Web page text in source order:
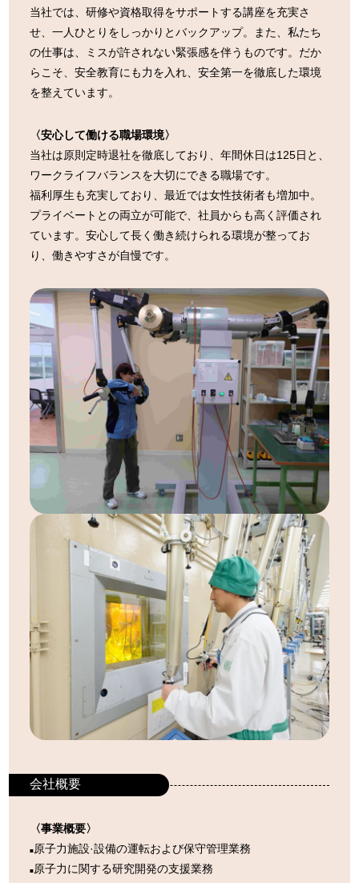
当社では、研修や資格取得をサポートする講座を充実さ
せ、一人ひとりをしっかりとバックアップ。また、私たち
の仕事は、ミスが許されない緊張感を伴うものです。だか
らこそ、安全教育にも力を入れ、安全第一を徹底した環境
を整えています。
〈安心して働ける職場環境〉
当社は原則定時退社を徹底しており、年間休日は125日と、
ワークライフバランスを大切にできる職場です。
福利厚生も充実しており、最近では女性技術者も増加中。
プライベートとの両立が可能で、社員からも高く評価され
ています。安心して長く働き続けられる環境が整ってお
り、働きやすさが自慢です。
会社概要
〈事業概要〉
■原子力施設·設備の運転および保守管理業務
■原子力に関する研究開発の支援業務